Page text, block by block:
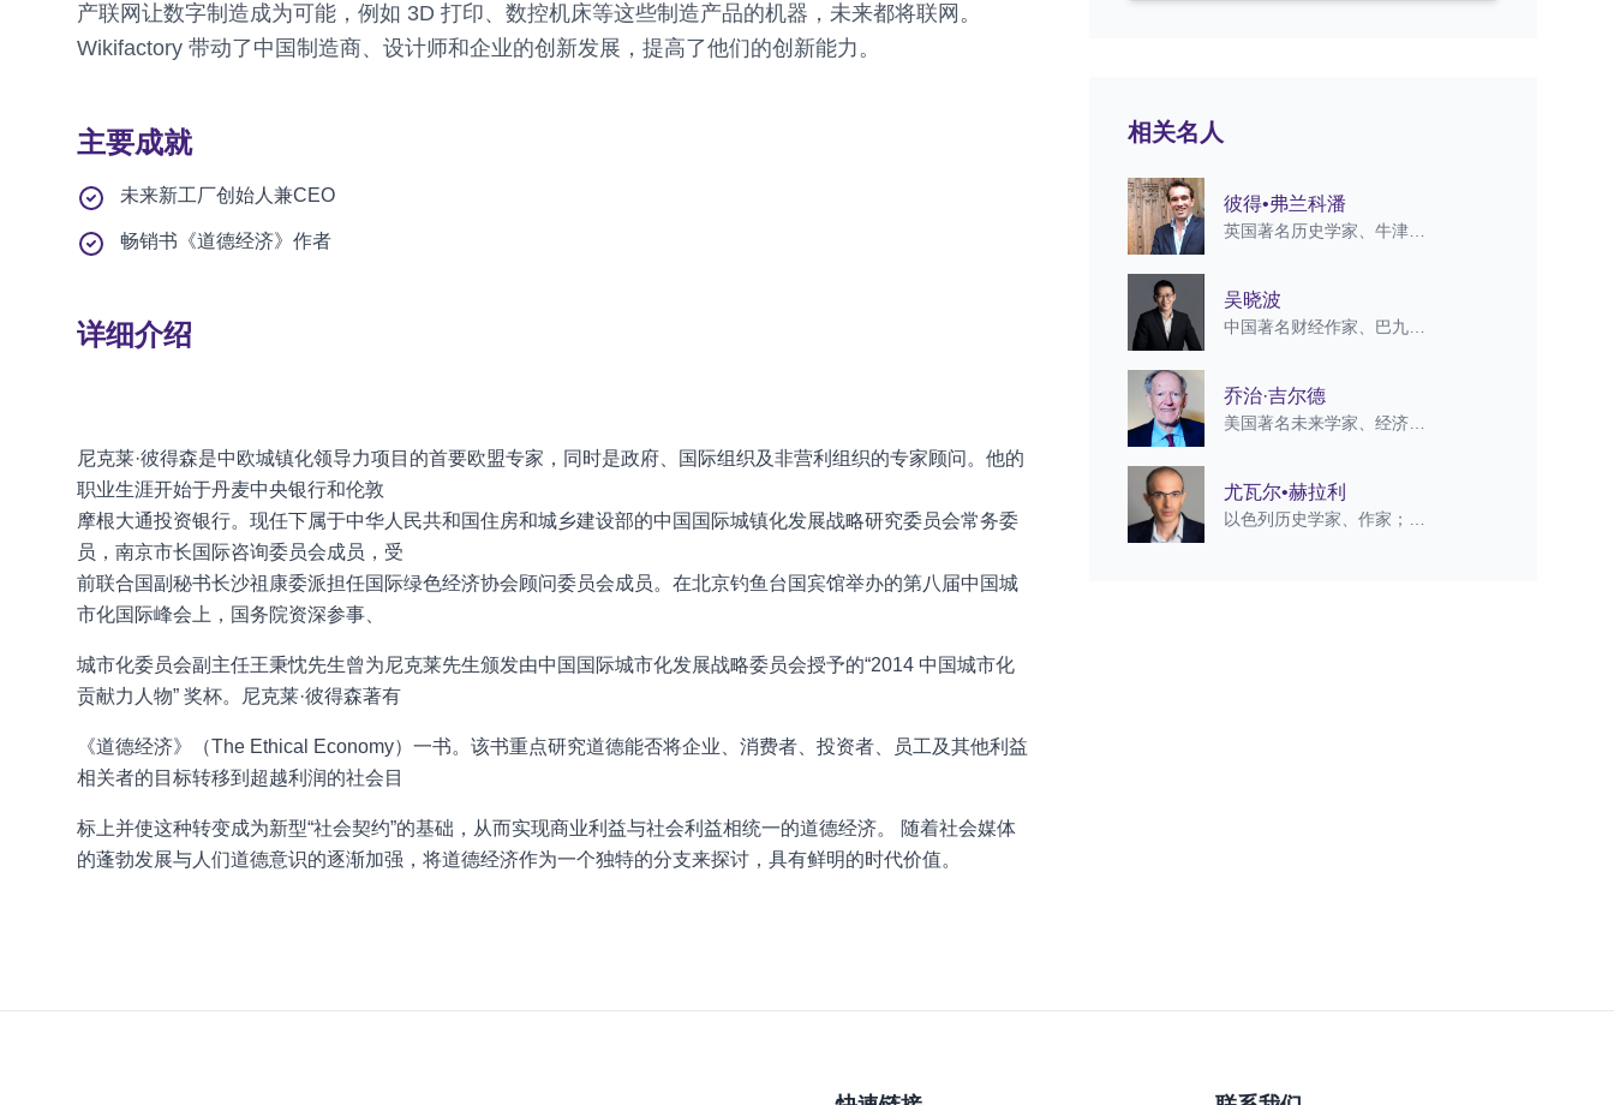
产联网让数字制造成为可能，例如 3D 打印、数控机床等这些制造产品的机器，未来都将联网。
Wikifactory 带动了中国制造商、设计师和企业的创新发展，提高了他们的创新能力。
主要成就
未来新工厂创始人兼CEO
畅销书《道德经济》作者
详细介绍
尼克莱·彼得森是中欧城镇化领导力项目的首要欧盟专家，同时是政府、国际组织及非营利组织的专家顾问。他的
职业生涯开始于丹麦中央银行和伦敦
摩根大通投资银行。现任下属于中华人民共和国住房和城乡建设部的中国国际城镇化发展战略研究委员会常务委
员，南京市长国际咨询委员会成员，受
前联合国副秘书长沙祖康委派担任国际绿色经济协会顾问委员会成员。在北京钓鱼台国宾馆举办的第八届中国城
市化国际峰会上，国务院资深参事、
城市化委员会副主任王秉忱先生曾为尼克莱先生颁发由中国国际城市化发展战略委员会授予的“2014 中国城市化
贡献力人物” 奖杯。尼克莱·彼得森著有
《道德经济》（The Ethical Economy）一书。该书重点研究道德能否将企业、消费者、投资者、员工及其他利益
相关者的目标转移到超越利润的社会目
标上并使这种转变成为新型“社会契约”的基础，从而实现商业利益与社会利益相统一的道德经济。 随着社会媒体
的蓬勃发展与人们道德意识的逐渐加强，将道德经济作为一个独特的分支来探讨，具有鲜明的时代价值。
相关名人
彼得•弗兰科潘
英国著名历史学家、牛津大学伍斯特学院高级研究员、《丝绸之路》作者
吴晓波
中国著名财经作家、巴九灵新媒体及蓝狮子出版创始人、企投会理事长、头头是道基金合伙人
乔治·吉尔德
美国著名未来学家、经济学家，被誉为“数字时代的三大思想家”之一
尤瓦尔•赫拉利